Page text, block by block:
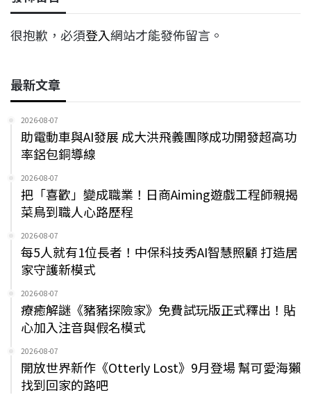
很抱歉，必須登入網站才能發佈留言。
最新文章
2026-08-07
助電動車與AI發展 成大洪飛義團隊成功開發超高功
率鋁包銅導線
2026-08-07
把「喜歡」變成職業！日商Aiming遊戲工程師親揭
菜鳥到職人心路歷程
2026-08-07
每5人就有1位長者！中保科技秀AI智慧照顧 打造居
家守護新模式
2026-08-07
療癒解謎《豬豬探險家》免費試玩版正式釋出！貼
心加入注音與假名模式
2026-08-07
開放世界新作《Otterly Lost》9月登場 幫可愛海獺
找到回家的路吧